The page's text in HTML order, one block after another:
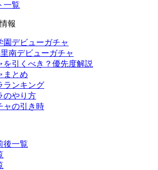
一覧
報
園デビューガチャ
南デビューガチャ
を引くべき？優先度解説
まとめ
ランキング
のやり方
ャの引き時
後一覧